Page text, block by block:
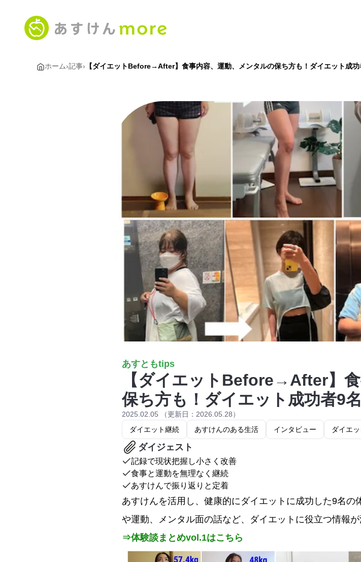
ホーム›記事› 【ダイエットBefore→After】食事内容、運動、メンタルの保ち方も！ダイエット成
あすともtips
【ダイエットBefore→After】
保ち方も！ダイエット成功者9
2025.02.05 （更新日：2026.05.28）
ダイエット継続
あすけんのある生活 インタビュー ダイエ
ダイジェスト
記録で現状把握し小さく改善
食事と運動を無理なく継続
あすけんで振り返りと定着
あすけんを活用し、健康的にダイエットに成功した9名
や運動、メンタル面の話など、ダイエットに役立つ情報が
⇒体験談まとめvol.1はこちら